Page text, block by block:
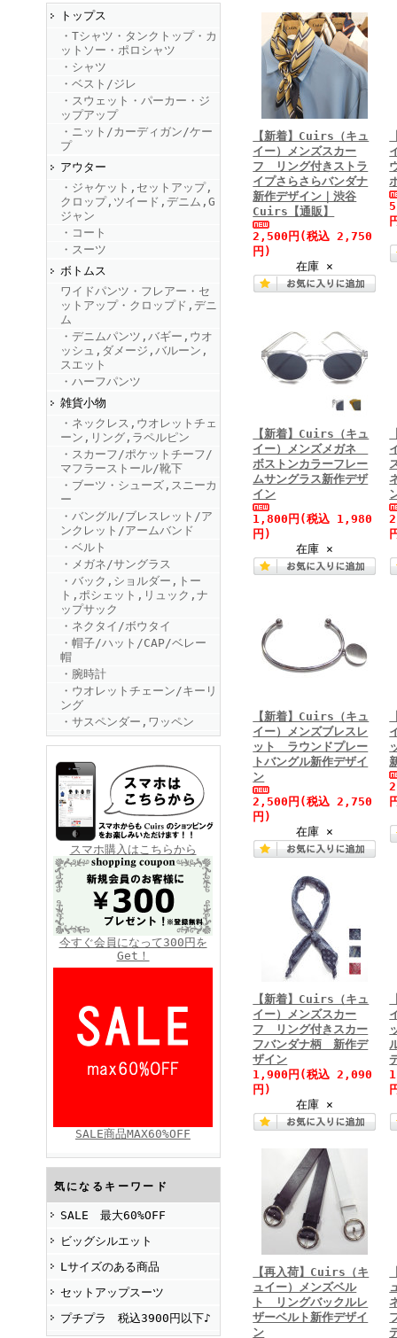
FINEBOYS2025年10月号
FINEBOYS2025年9月号
FINEBOYS2025年8月号
FINEBOYS2025年7月号
FINEBOYS2025年6月号
FINEBOYS2025年5月号
FINEBOYS2025年4月号
トップス
・Tシャツ・タンクトップ・カ
ットソー・ポロシャツ
・シャツ
・ベスト/ジレ
・スウェット・パーカー・ジ
ップアップ
・ニット/カーディガン/ケー
プ
アウター
・ジャケット,セットアップ,
クロップ,ツイード,デニム,G
ジャン
・コート
・スーツ
ボトムス
ワイドパンツ・フレアー・セ
ットアップ・クロップド,デニ
ム
・デニムパンツ,バギー,ウオ
ッシュ,ダメージ,バルーン,
スエット
・ハーフパンツ
雑貨小物
・ネックレス,ウオレットチェ
ーン,リング,ラペルピン
・スカーフ/ポケットチーフ/
マフラーストール/靴下
・ブーツ・シューズ,スニーカ
ー
・バングル/ブレスレット/ア
ンクレット/アームバンド
・ベルト
・メガネ/サングラス
・バック,ショルダー,トー
ト,ポシェット,リュック,ナ
ップサック
・ネクタイ/ボウタイ
・帽子/ハット/CAP/ベレー
帽
・腕時計
・ウオレットチェーン/キーリ
ング
・サスペンダー,ワッペン
スマホ購入はこちらから
今すぐ会員になって300円を
Get！
SALE商品MAX60%OFF
気になるキーワード
SALE 最大60%OFF
ビッグシルエット
Lサイズのある商品
セットアップスーツ
プチプラ 税込3900円以下♪
【新着】Cuirs（キュ
イー）メンズスカー
フ リング付きストラ
イプさらさらバンダナ
新作デザイン｜渋谷
Cuirs【通販】
2,500円 (税込 2,750
円)
在庫 ×
【新着】Cuirs（キュ
イー）メンズメガネ
ボストンカラーフレー
ムサングラス新作デザ
イン
1,800円 (税込 1,980
円)
在庫 ×
【新着】Cuirs（キュ
イー）メンズブレスレ
ット ラウンドプレー
トバングル新作デザイ
ン
2,500円 (税込 2,750
円)
在庫 ×
【新着】Cuirs（キュ
イー）メンズスカー
フ リング付きスカー
フバンダナ柄 新作デ
ザイン
1,900円 (税込 2,090
円)
在庫 ×
【再入荷】Cuirs（キ
ュイー）メンズベル
ト リングバックルレ
ザーベルト新作デザイ
ン